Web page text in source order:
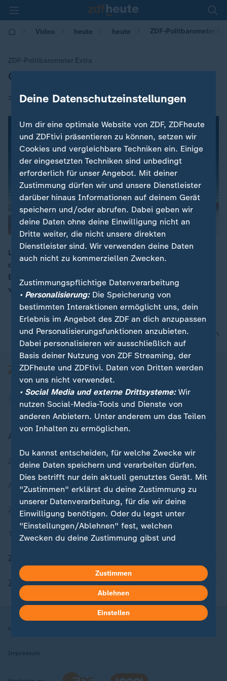
Video heute heute ZDF-Politbarometer
ZDF-Politbarometer Extra
:
Grüne legen in Umfragewerten zu
21.09.2018 | 15:26
Laut Umfragewerten des ZDF-Politbarometers könnten
die Grünen bei den kommenden Landtagswahlen in
Bayern und auch in Hessen Rekordergebnisse
verzeichnen.
nach oben
Zuletzt veröffentlicht
Aktuelle Sendungs-Videos
ZDFheute Stories
Themen im Überblick
ZDFheute Apps
Nutzungsbedingungen
Impressum
Deine Datenschutzeinstellungen
Um dir eine optimale Website von ZDF, ZDFheute
und ZDFtivi präsentieren zu können, setzen wir
Cookies und vergleichbare Techniken ein. Einige
der eingesetzten Techniken sind unbedingt
erforderlich für unser Angebot. Mit deiner
Zustimmung dürfen wir und unsere Dienstleister
darüber hinaus Informationen auf deinem Gerät
speichern und/oder abrufen. Dabei geben wir
deine Daten ohne deine Einwilligung nicht an
Dritte weiter, die nicht unsere direkten
Dienstleister sind. Wir verwenden deine Daten
auch nicht zu kommerziellen Zwecken.
Zustimmungspflichtige Datenverarbeitung
• Personalisierung:Die Speicherung von
bestimmten Interaktionen ermöglicht uns, dein
Erlebnis im Angebot des ZDF an dich anzupassen
und Personalisierungsfunktionen anzubieten.
Dabei personalisieren wir ausschließlich auf
Basis deiner Nutzung von ZDF Streaming, der
ZDFheute und ZDFtivi. Daten von Dritten werden
von uns nicht verwendet.
• Social Media und externe Drittsysteme:Wir
nutzen Social-Media-Tools und Dienste von
anderen Anbietern. Unter anderem um das Teilen
von Inhalten zu ermöglichen.
Du kannst entscheiden, für welche Zwecke wir
deine Daten speichern und verarbeiten dürfen.
Dies betrifft nur dein aktuell genutztes Gerät. Mit
"Zustimmen" erklärst du deine Zustimmung zu
unserer Datenverarbeitung, für die wir deine
Einwilligung benötigen. Oder du legst unter
"Einstellungen/Ablehnen" fest, welchen
Zwecken du deine Zustimmung gibst und
in deinen Einstellungen widerrufen oder ändern.
Hier findest du das Impressum.
Weitere Informationen findest du in unserer
Datenschutzerklärung.
Zustimmen
Ablehnen
Einstellen